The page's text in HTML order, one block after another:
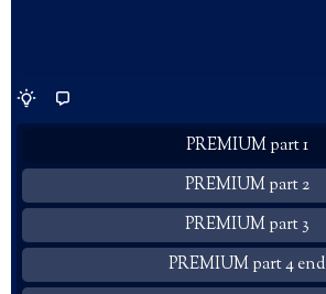
PREMIUM part 1
PREMIUM part 2
PREMIUM part 3
PREMIUM part 4 end